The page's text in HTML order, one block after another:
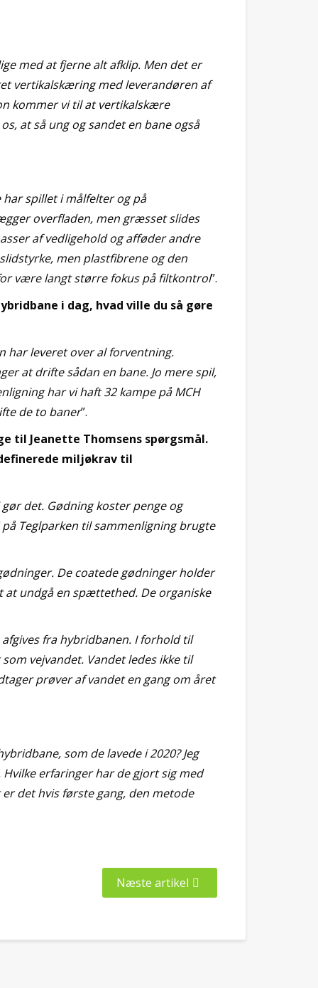
med at fjerne alt afklip. Men det er
vertikalskæring med leverandøren af
kommer vi til at vertikalskære
at så ung og sandet en bane også
spillet i målfelter og på
overfladen, men græsset slides
af vedligehold og afføder andre
men plastfibrene og den
være langt større fokus på filtkontrol”.
i dag, hvad ville du så gøre
har leveret over al forventning.
at drifte sådan en bane. Jo mere spil,
har vi haft 32 kampe på MCH
de to baner”.
til Jeanette Thomsens spørgsmål.
miljøkrav til
det. Gødning koster penge og
Teglparken til sammenligning brugte
De coatede gødninger holder
undgå en spættethed. De organiske
fra hybridbanen. I forhold til
vejvandet. Vandet ledes ikke til
prøver af vandet en gang om året
som de lavede i 2020? Jeg
erfaringer har de gjort sig med
det hvis første gang, den metode
Næste artikel